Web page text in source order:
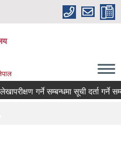
गर्ने सम्बन्धमा सूची दर्ता गर्ने